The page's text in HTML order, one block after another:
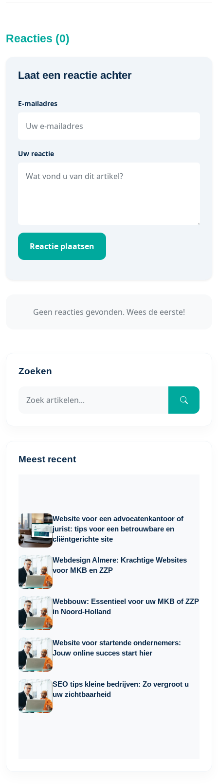
Reacties (0)
Laat een reactie achter
E-mailadres
Uw reactie
Reactie plaatsen
Geen reacties gevonden. Wees de eerste!
Zoeken
Meest recent
Website voor een advocatenkantoor of
jurist: tips voor een betrouwbare en
cliëntgerichte site
Webdesign Almere: Krachtige Websites
voor MKB en ZZP
Webbouw: Essentieel voor uw MKB of ZZP
in Noord-Holland
Website voor startende ondernemers:
Jouw online succes start hier
SEO tips kleine bedrijven: Zo vergroot u
uw zichtbaarheid